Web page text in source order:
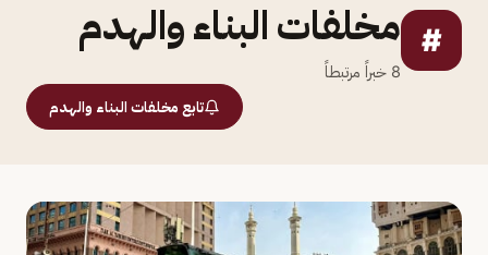
# مخلفات البناء والهدم
8 خبراً مرتبطاً
تابع مخلفات البناء والهدم